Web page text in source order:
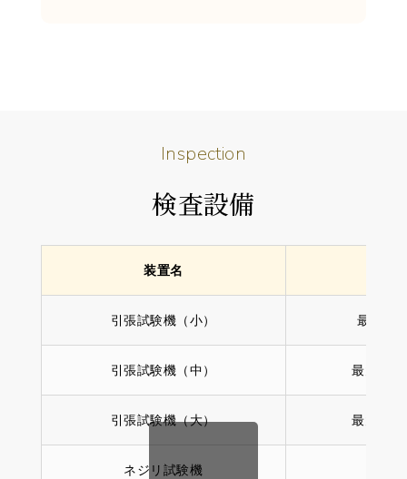
Inspection
検査設備
装置名
引張試験機（小） 最大荷
引張試験機（中） 最大荷
引張試験機（大） 最大荷
ネジリ試験機